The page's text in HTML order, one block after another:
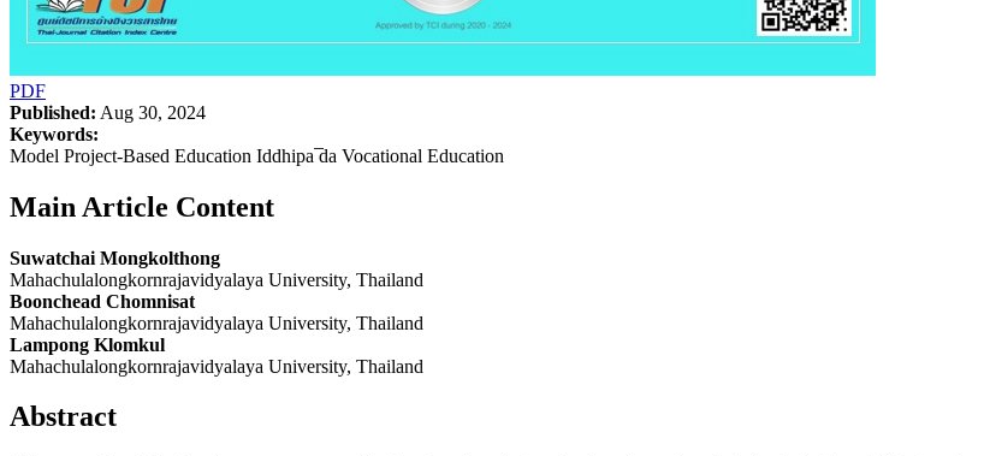
PDF
Published: Aug 30, 2024
Keywords:
Model Project-Based Education Iddhipa ̅da Vocational Education
Main Article Content
Suwatchai Mongkolthong
Mahachulalongkornrajavidyalaya University, Thailand
Boonchead Chomnisat
Mahachulalongkornrajavidyalaya University, Thailand
Lampong Klomkul
Mahachulalongkornrajavidyalaya University, Thailand
Abstract